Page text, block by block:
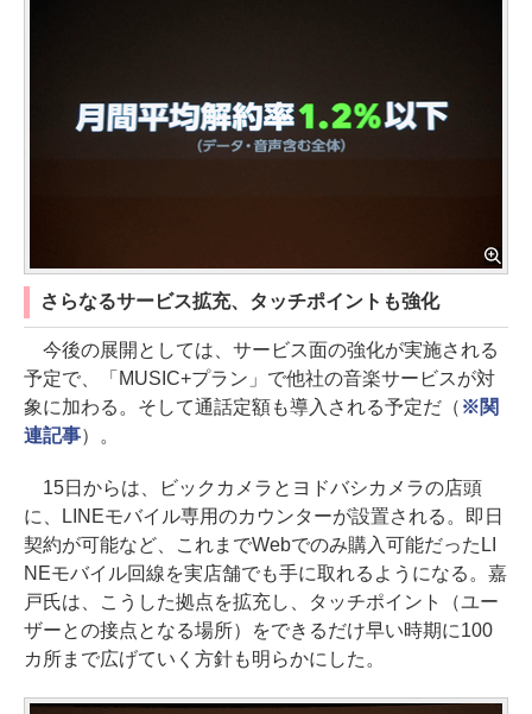
さらなるサービス拡充、タッチポイントも強化
今後の展開としては、サービス面の強化が実施される
予定で、「MUSIC+プラン」で他社の音楽サービスが対
象に加わる。そして通話定額も導入される予定だ（ ※関
連記事）。
15日からは、ビックカメラとヨドバシカメラの店頭
に、LINEモバイル専用のカウンターが設置される。即日
契約が可能など、これまでWebでのみ購入可能だったLI
NEモバイル回線を実店舗でも手に取れるようになる。嘉
戸氏は、こうした拠点を拡充し、タッチポイント（ユー
ザーとの接点となる場所）をできるだけ早い時期に100
カ所まで広げていく方針も明らかにした。